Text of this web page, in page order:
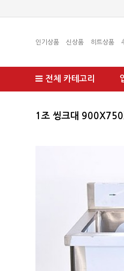
인기상품 신상품 히트상품
전체 카테고리
1조 씽크대